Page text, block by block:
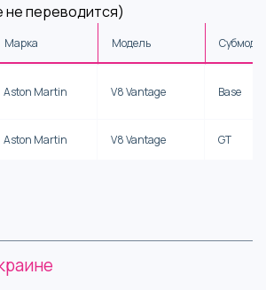
не переводится)
Марка Модель
Aston Martin V8 Vantage Base
Aston Martin V8 Vantage GT